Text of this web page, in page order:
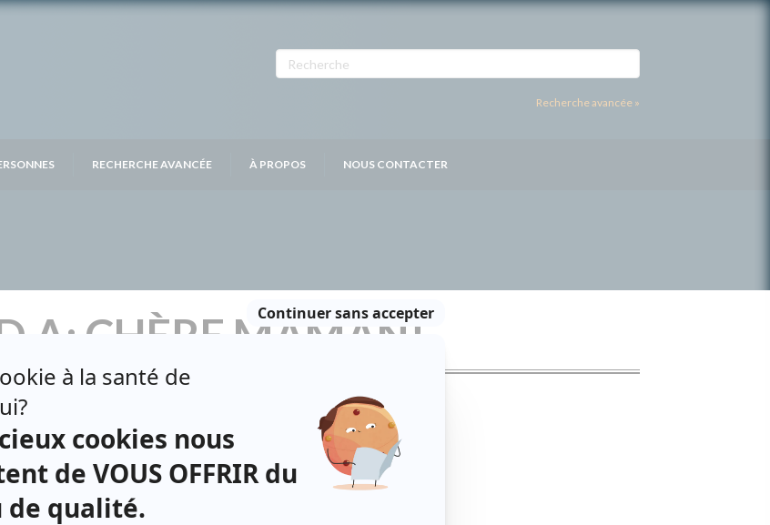
Recherche avancée »
RECHERCHE AVANCÉE À PROPOS NOUS CONTACTER
A: CHÈRE MAMAN!
Distribution
Muriel Dutil(Aimée)
Suzanne Garceau(Francine)